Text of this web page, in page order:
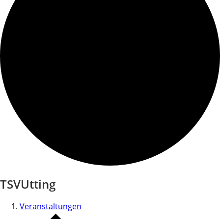
TSVUtting
Veranstaltungen